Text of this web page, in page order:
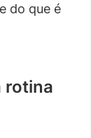
do que é
rotina